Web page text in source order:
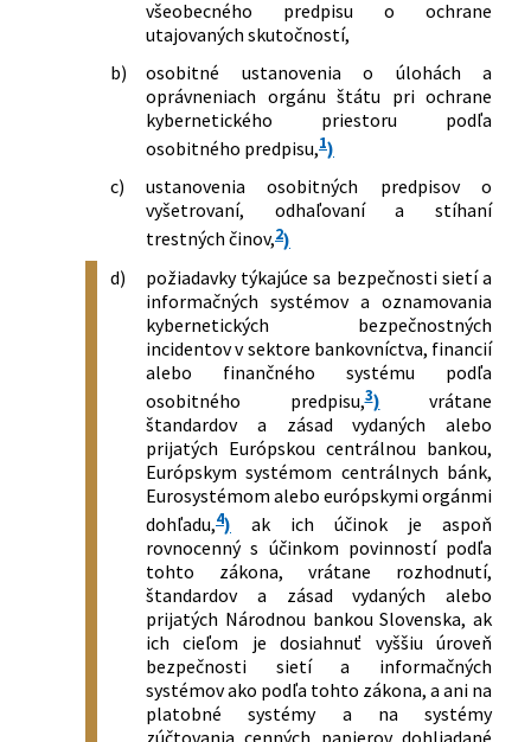
Slovenskej republiky, ktorou sa
ustanovujú sektorové bezpečnostné
opatrenia v pôsobnosti Ministerstva
dopravy Slovenskej republiky
sa menia a dopĺňajú niektoré zákony
všeobecného predpisu o ochrane
utajovaných skutočností,
b)
osobitné ustanovenia o úlohách a
oprávneniach orgánu štátu pri ochrane
kybernetického priestoru podľa
osobitného predpisu,1)
c)
ustanovenia osobitných predpisov o
vyšetrovaní, odhaľovaní a stíhaní
trestných činov,2)
d)
požiadavky týkajúce sa bezpečnosti sietí a
informačných systémov a oznamovania
kybernetických bezpečnostných
incidentov v sektore bankovníctva, financií
alebo finančného systému podľa
osobitného predpisu,3) vrátane
štandardov a zásad vydaných alebo
prijatých Európskou centrálnou bankou,
Európskym systémom centrálnych bánk,
Eurosystémom alebo európskymi orgánmi
dohľadu,4) ak ich účinok je aspoň
rovnocenný s účinkom povinností podľa
tohto zákona, vrátane rozhodnutí,
štandardov a zásad vydaných alebo
prijatých Národnou bankou Slovenska, ak
ich cieľom je dosiahnuť vyššiu úroveň
bezpečnosti sietí a informačných
systémov ako podľa tohto zákona, a ani na
platobné systémy a na systémy